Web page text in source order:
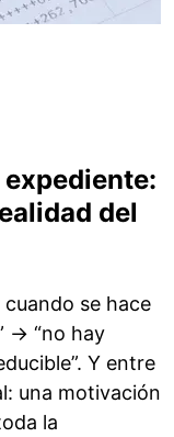
del
se hace
→ “no hay
Y entre
una motivación
la